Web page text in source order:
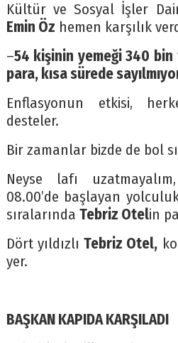
Kültür ve Sosyal İşler
Emin Öz hemen karşılık
–54 kişinin yemeği 340
para, kısa sürede
Enflasyonun etkisi,
desteler.
Bir zamanlar bizde de bol
Neyse lafı
08.00’de başlayan
sıralarında Tebriz Otelin
Dört yıldızlıTebriz Otel,
yer.
BAŞKAN KAPIDA KARŞILADI